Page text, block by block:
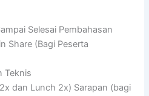
Selesai Pembahasan
Share (Bagi Peserta
Teknis
dan Lunch 2x) Sarapan (bagi